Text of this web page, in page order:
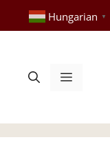
Hungarian ▼
Menü